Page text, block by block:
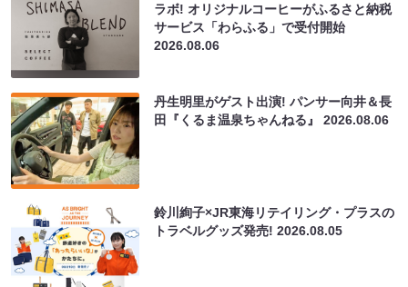
ラボ! オリジナルコーヒーがふるさと納税
サービス「わらふる」で受付開始
2026.08.06
丹生明里がゲスト出演! パンサー向井＆長
田『くるま温泉ちゃんねる』2026.08.06
鈴川絢子×JR東海リテイリング・プラスの
トラベルグッズ発売!2026.08.05